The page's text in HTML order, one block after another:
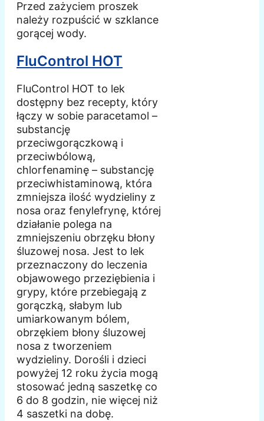
Przed zażyciem proszek
należy rozpuścić w szklance
gorącej wody.
FluControl HOT
FluControl HOT to lek
dostępny bez recepty, który
łączy w sobie paracetamol –
substancję
przeciwgorączkową i
przeciwbólową,
chlorfenaminę – substancję
przeciwhistaminową, która
zmniejsza ilość wydzieliny z
nosa oraz fenylefrynę, której
działanie polega na
zmniejszeniu obrzęku błony
śluzowej nosa. Jest to lek
przeznaczony do leczenia
objawowego przeziębienia i
grypy, które przebiegają z
gorączką, słabym lub
umiarkowanym bólem,
obrzękiem błony śluzowej
nosa z tworzeniem
wydzieliny. Dorośli i dzieci
powyżej 12 roku życia mogą
stosować jedną saszetkę co
6 do 8 godzin, nie więcej niż
4 saszetki na dobę.